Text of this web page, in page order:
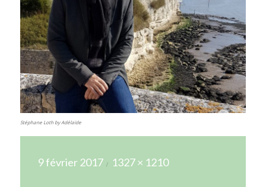
Stéphane Loth by Adélaïde
le
9 février 2017
réelle
1327 × 1210